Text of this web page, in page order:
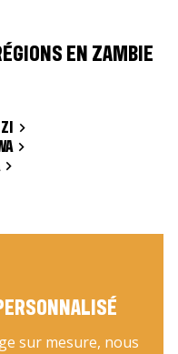
EN ZAMBIE
sur mesure, nous